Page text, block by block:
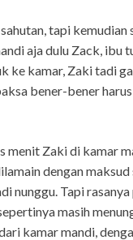
tapi kemudian
aja dulu Zack, ibu
ke kamar, Zaki tadi
bener-bener
menit Zaki di kamar
dengan
nunggu. Tapi
masih
kamar mandi,